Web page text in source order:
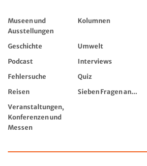
Museen und
Ausstellungen
Kolumnen
Geschichte Umwelt
Podcast
Interviews
Fehlersuche
Quiz
Reisen
Sieben Fragen an...
Veranstaltungen,
Konferenzen und
Messen